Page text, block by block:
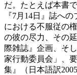
だ。たとえば本書
『7月14日』誌へ
における不服従の
の彼の尽力、その
際雑誌』企画、そ
家行動委員会」、
集』（日本語訳